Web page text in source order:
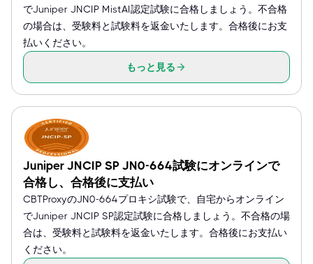
でJuniper JNCIP MistAI認定試験に合格しましょう。不合格
の場合は、受験料と試験料を返金いたします。合格後にお支
払いください。
もっと見る
Juniper JNCIP SP JN0-664試験にオンラインで
合格し、合格後に支払い
CBTProxyのJN0-664プロキシ試験で、自宅からオンライン
でJuniper JNCIP SP認定試験に合格しましょう。不合格の場
合は、受験料と試験料を返金いたします。合格後にお支払い
ください。